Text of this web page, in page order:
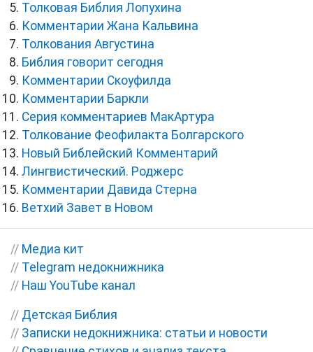
Толковая Библия Лопухина
Комментарии Жана Кальвина
Толкования Августина
Библия говорит сегодня
Комментарии Скоуфилда
Комментарии Баркли
Серия комментариев МакАртура
Толкование Феофилакта Болгарского
Новый Библейский Комментарий
Лингвистический. Роджерс
Комментарии Давида Стерна
Ветхий Завет в Новом
// Медиа кит
// Telegram недокнижника
// Наш YouTube канал
// Детская Библия
// Записки недокнижника: статьи и новости